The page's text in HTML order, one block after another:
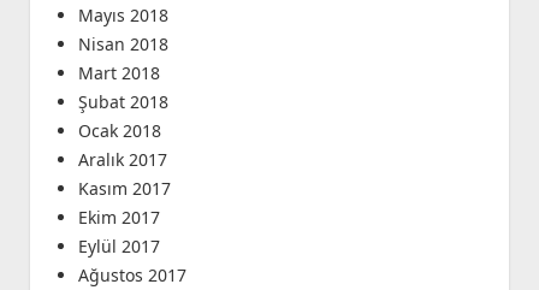
Mayıs 2018
Nisan 2018
Mart 2018
Şubat 2018
Ocak 2018
Aralık 2017
Kasım 2017
Ekim 2017
Eylül 2017
Ağustos 2017